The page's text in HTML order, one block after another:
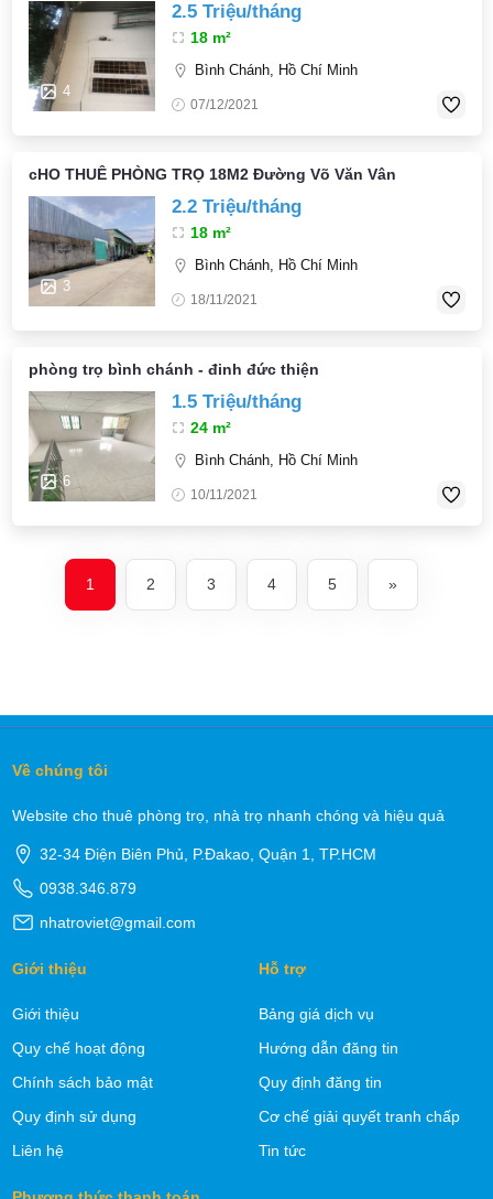
4
2.5 Triệu/tháng
18 m²
Bình Chánh, Hồ Chí Minh
07/12/2021
cHO THUÊ PHÒNG TRỌ 18M2 Đường Võ Văn Vân
3
2.2 Triệu/tháng
18 m²
Bình Chánh, Hồ Chí Minh
18/11/2021
phòng trọ bình chánh - đinh đức thiện
6
1.5 Triệu/tháng
24 m²
Bình Chánh, Hồ Chí Minh
10/11/2021
1 2 3 4 5 »
Về chúng tôi
Website cho thuê phòng trọ, nhà trọ nhanh chóng và hiệu quả
32-34 Điện Biên Phủ, P.Đakao, Quận 1, TP.HCM
0938.346.879
nhatroviet@gmail.com
Giới thiệu
Giới thiệu
Quy chế hoạt động
Chính sách bảo mật
Quy định sử dụng
Liên hệ
Hỗ trợ
Bảng giá dịch vụ
Hướng dẫn đăng tin
Quy định đăng tin
Cơ chế giải quyết tranh chấp
Tin tức